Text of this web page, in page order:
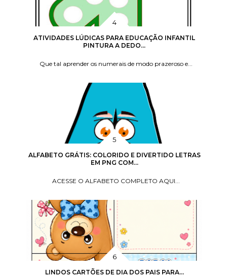
ATIVIDADES LÚDICAS PARA EDUCAÇÃO INFANTIL
PINTURA A DEDO...
Que tal aprender os numerais de modo prazeroso e...
ALFABETO GRÁTIS: COLORIDO E DIVERTIDO LETRAS
EM PNG COM...
ACESSE O ALFABETO COMPLETO AQUI...
LINDOS CARTÕES DE DIA DOS PAIS PARA...